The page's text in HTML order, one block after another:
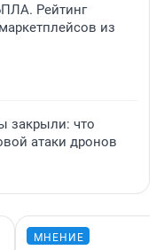
Рейтинг
из
закрыли: что
атаки дронов
МНЕНИЕ